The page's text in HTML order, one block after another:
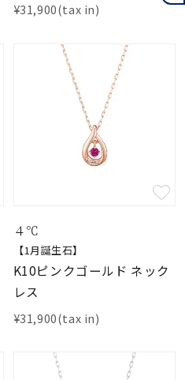
¥31,900(tax in)
４℃
【1月誕生石】
K10ピンクゴールド ネック
レス
¥31,900(tax in)